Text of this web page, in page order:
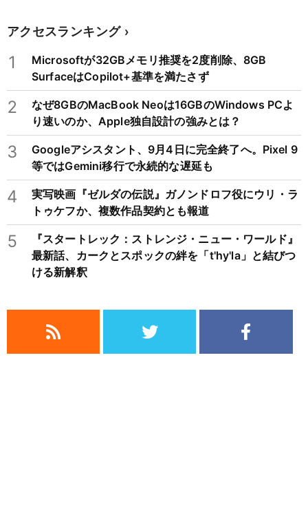
アクセスランキング
1
Microsoftが32GBメモリ推奨を2度削除、8GB
SurfaceはCopilot+基準を満たさず
2
なぜ8GBのMacBook Neoは16GBのWindows PCよ
り速いのか、Apple独自設計の強みとは？
3
Googleアシスタント、9月4日に完全終了へ。Pixel 9
等ではGemini移行で永続的な遅延も
4
実写映画『ゼルダの伝説』ガノンドロフ役にウリ・ラ
トゥケフか、複数作品契約とも報道
5
『スタートレック：ストレンジ・ニュー・ワールド』
最新話、カークとスポックの絆を「t'hy'la」と結びつ
ける新解釈